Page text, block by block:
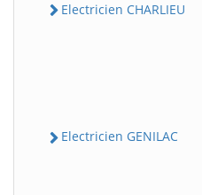
Electricien CHARLIEU
Electricien GENILAC